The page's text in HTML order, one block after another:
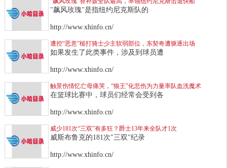
"飙风玫瑰"是指纽约尼克斯队的
http://www.xhinfo.cn/
遭控“恶意”槌打骑士少主软弱部位，东契奇遭驱逐出场
如果发生了此类事件，涉及到球员遭
http://www.xhinfo.cn/
触景伤情忆亡母痛哭，“狼王”化悲伤为力量率队血洗魔术
在篮球比赛中，球员们经常会受到各
http://www.xhinfo.cn/
威少181次“三双”有多狂？爵士13年来全队才1次
威斯布鲁克的181次"三双"纪录
http://www.xhinfo.cn/